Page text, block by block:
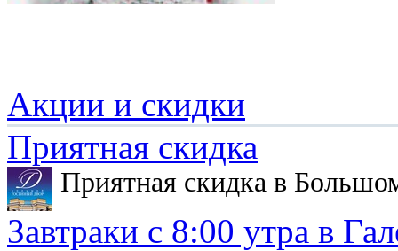
Акции и скидки
Приятная скидка
Приятная скидка в
Завтраки с 8:00 утра в